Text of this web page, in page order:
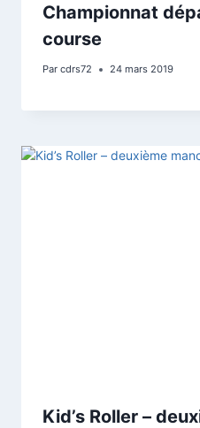
Championnat
course
Par cdrs72 24 mars 2019
Kid’s Roller –